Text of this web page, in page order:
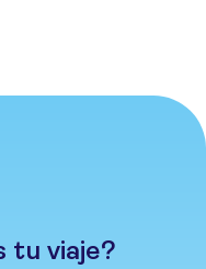
tu viaje?